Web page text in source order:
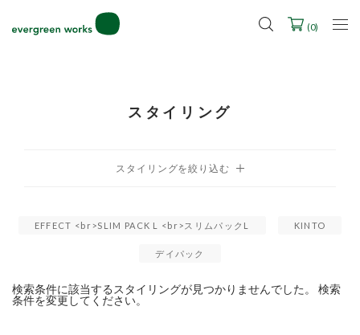
2027年ご入学用ランドセル受注会スケジュール
(0)
スタイリング
EFFECT <br>SLIM PACK L <br>スリムパックL KINTO
デイパック
検索条件に該当するスタイリングが見つかりませんでした。 検索
条件を変更してください。